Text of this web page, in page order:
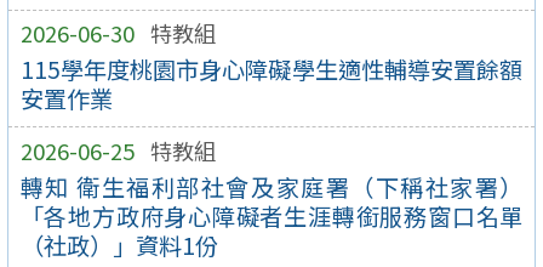
2026-06-30 特教組
115學年度桃園市身心障礙學生適性輔導安置餘額
安置作業
2026-06-25 特教組
轉知 衛生福利部社會及家庭署（下稱社家署）
「各地方政府身心障礙者生涯轉銜服務窗口名單
（社政）」資料1份